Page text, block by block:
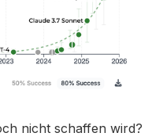
nicht schaffen wird?